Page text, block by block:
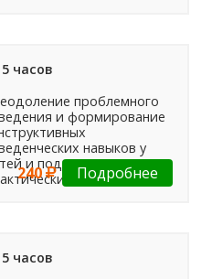
5 часов
проблемного
и формирование
навыков у
и подростков.
аспекты
240 Подробнее
5 часов